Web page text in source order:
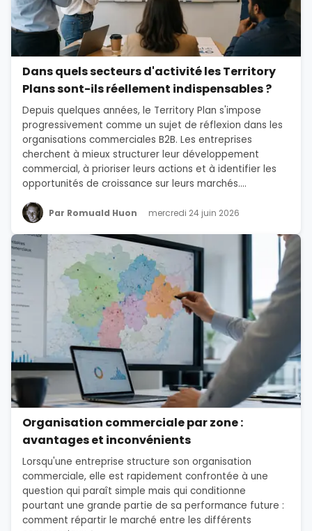
Dans quels secteurs d'activité les Territory
Plans sont-ils réellement indispensables ?
Depuis quelques années, le Territory Plan s'impose
progressivement comme un sujet de réflexion dans les
organisations commerciales B2B. Les entreprises
cherchent à mieux structurer leur développement
commercial, à prioriser leurs actions et à identifier les
opportunités de croissance sur leurs marchés....
Par Romuald Huon mercredi 24 juin 2026
Organisation commerciale par zone :
avantages et inconvénients
Lorsqu'une entreprise structure son organisation
commerciale, elle est rapidement confrontée à une
question qui paraît simple mais qui conditionne
pourtant une grande partie de sa performance future :
comment répartir le marché entre les différents